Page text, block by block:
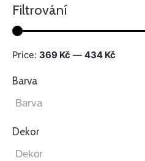
Filtrování
Price: 369 Kč — 434 Kč
Barva
Dekor